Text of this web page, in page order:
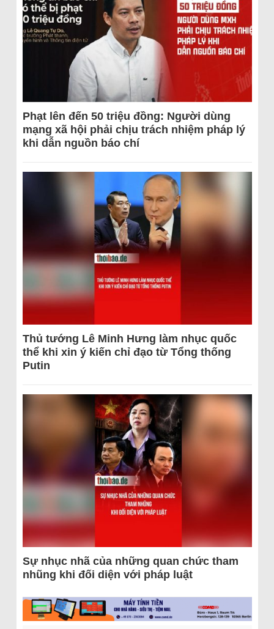
Phạt lên đến 50 triệu đồng: Người dùng
mạng xã hội phải chịu trách nhiệm pháp lý
khi dẫn nguồn báo chí
Thủ tướng Lê Minh Hưng làm nhục quốc
thể khi xin ý kiến chỉ đạo từ Tổng thống
Putin
Sự nhục nhã của những quan chức tham
nhũng khi đối diện với pháp luật